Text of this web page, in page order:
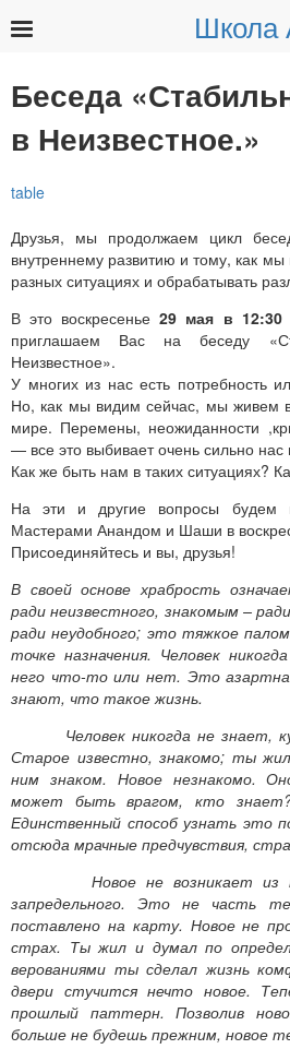
Школа
Беседа
в Неизвестное.»
Друзья, мы продолжаем цикл
внутреннему развитию и тому, как
разных ситуациях и обрабатывать
В это воскресенье29 мая в 12:30
приглашаем Вас на беседу
Неизвестное».
У многих из нас есть потребность
Но, как мы видим сейчас, мы живем
мире. Перемены, неожиданности
— все это выбивает очень сильно
Как же быть нам в таких ситуациях?
На эти и другие вопросы будем
Мастерами Анандом и Шаши в
Присоединяйтесь и вы, друзья!
В своей основе храбрость
ради неизвестного, знакомым –
ради неудобного; это тяжкое
точке назначения. Человек
него что-то или нет. Это
знают, что такое жизнь.
Человек никогда не знает,
Старое известно, знакомо; ты
ним знаком. Новое незнакомо.
может быть врагом, кто
Единственный способ узнать это
отсюда мрачные предчувствия,
Новое не возникает из
запредельного. Это не часть
поставлено на карту. Новое не
страх. Ты жил и думал по
верованиями ты сделал жизнь
двери стучится нечто новое.
прошлый паттерн. Позволив
больше не будешь прежним, новое